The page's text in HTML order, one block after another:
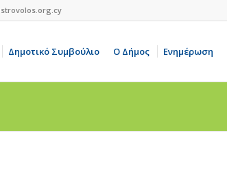
Δημοτικό Συμβούλιο Ο Δήμος Ενημέρωση